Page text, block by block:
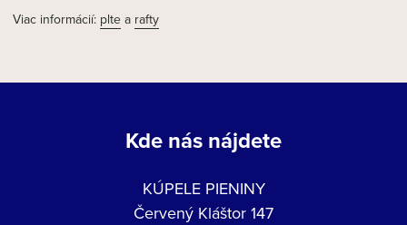
Viac informácií: plte a rafty
Kde nás nájdete
KÚPELE PIENINY
Červený Kláštor 147